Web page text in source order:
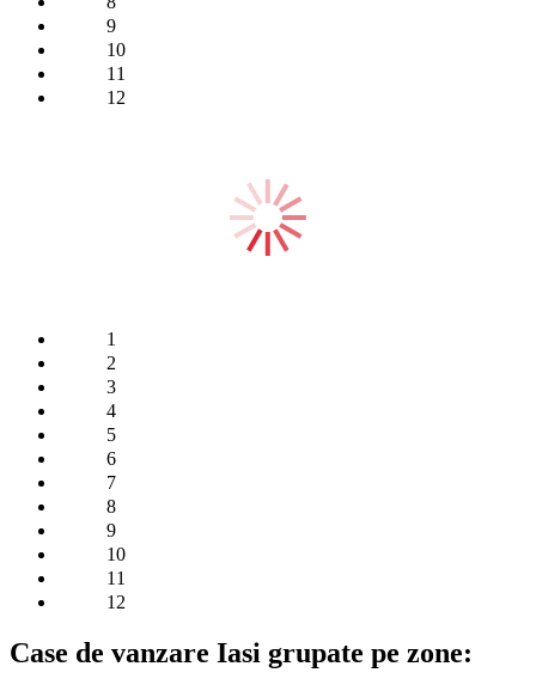
9
10
11
12
1
2
3
4
5
6
7
8
9
10
11
12
Case de vanzare Iasi grupate pe zone: